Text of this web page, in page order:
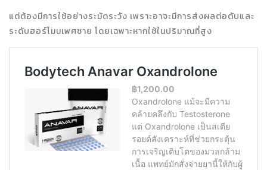
แต่ต้องมีการใช้อย่างระมัดระวัง เพราะอาจะมีการส่งผลต่อตับและ
ระดับฮอร์โมนเพศชาย โดยเฉพาะหากใช้ในปริมาณที่สูง